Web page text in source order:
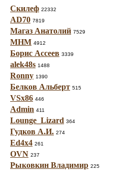
Скилеф 22332
AD70 7819
Магаз Анатолий 7529
МНМ 4912
Борис Ассеев 3339
alek48s 1488
Ronny 1390
Белков Альберт 515
VSx86 446
Admin 411
Lounge_Lizard 364
Гудков А.И. 274
Ed4x4 261
OVN 237
Рыковкин Владимир 225